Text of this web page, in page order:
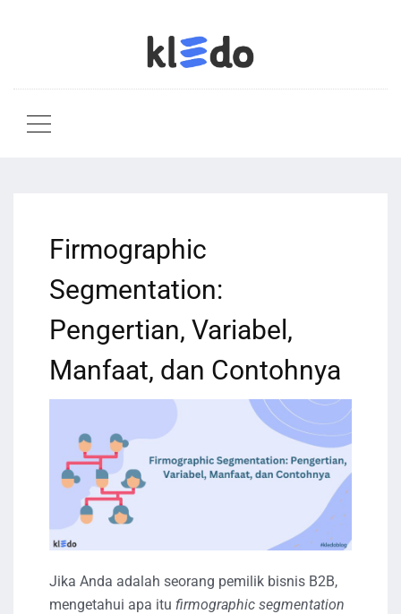
Firmographic
Segmentation:
Pengertian, Variabel,
Manfaat, dan Contohnya
Jika Anda adalah seorang pemilik bisnis B2B,
mengetahui apa itu firmographic segmentation